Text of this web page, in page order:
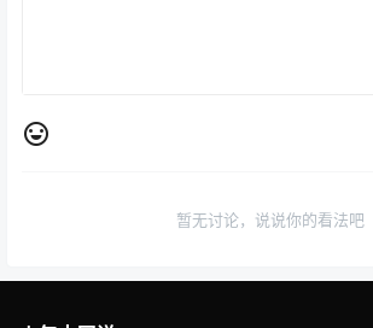
暂无讨论，说说你的看法吧